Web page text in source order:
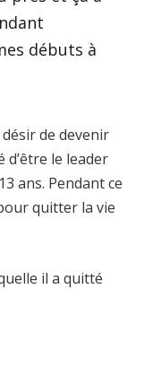
débuts à
de devenir
le leader
ans. Pendant ce
quitter la vie